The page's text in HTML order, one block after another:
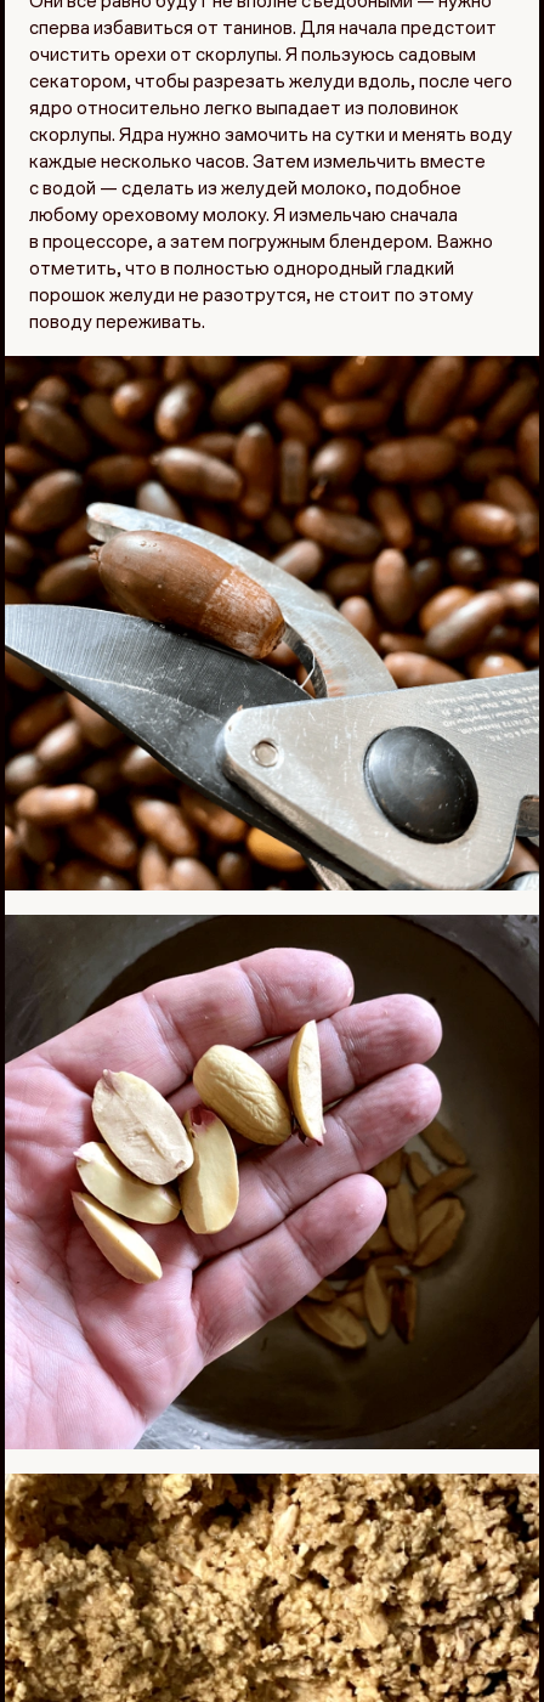
сперва избавиться от танинов. Для начала предстоит
очистить орехи от скорлупы. Я пользуюсь садовым
секатором, чтобы разрезать желуди вдоль, после чего
ядро относительно легко выпадает из половинок
скорлупы. Ядра нужно замочить на сутки и менять воду
каждые несколько часов. Затем измельчить вместе
с водой — сделать из желудей молоко, подобное
любому ореховому молоку. Я измельчаю сначала
в процессоре, а затем погружным блендером. Важно
отметить, что в полностью однородный гладкий
порошок желуди не разотрутся, не стоит по этому
поводу переживать.